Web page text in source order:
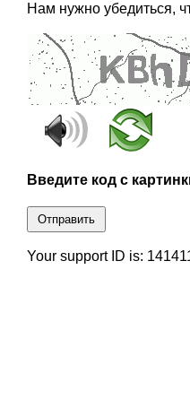
Нам нужно убедиться,
Введите код с
Отправить
Your support ID is: